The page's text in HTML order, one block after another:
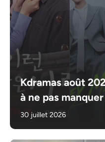
Kdramas août
à ne pas manquer
30 juillet 2026